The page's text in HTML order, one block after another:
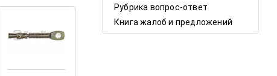
Рубрика вопрос-ответ
Книга жалоб и предложений